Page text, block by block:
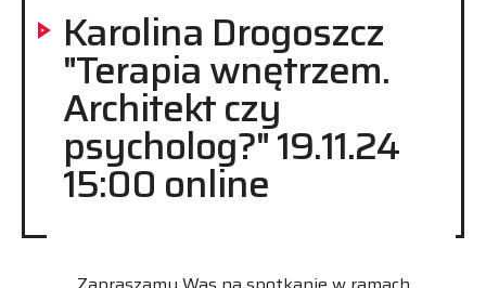
Dla Pracodawcy
Platforma
Karolina Drogoszcz
"Terapia wnętrzem.
Architekt czy
psycholog?" 19.11.24
15:00 online